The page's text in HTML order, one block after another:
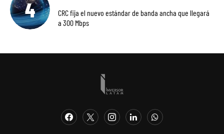
CRC fija el nuevo estándar de banda ancha que llegará
a 300 Mbps